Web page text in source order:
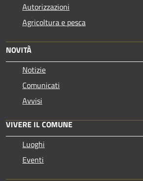
Autorizzazioni
Agricoltura e pesca
NOVITÀ
Notizie
Comunicati
Avvisi
VIVERE IL COMUNE
Luoghi
Eventi